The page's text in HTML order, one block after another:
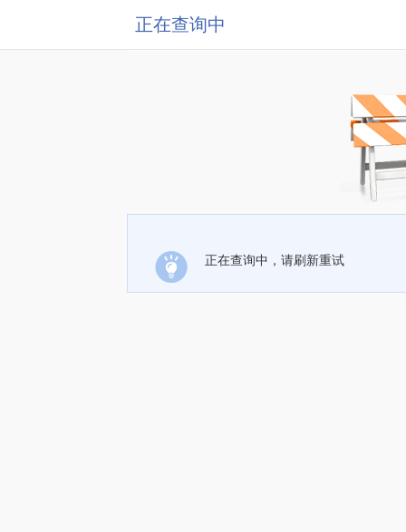
正在查询中
正在查询中，请刷新重试